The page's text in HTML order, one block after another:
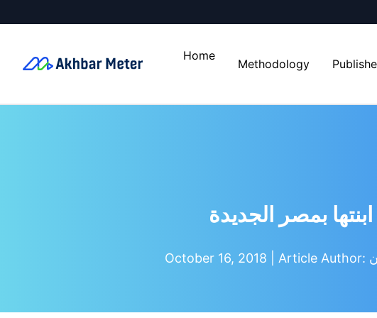
Home
Methodology
بمصر الجديدة
October 16, 2018 |